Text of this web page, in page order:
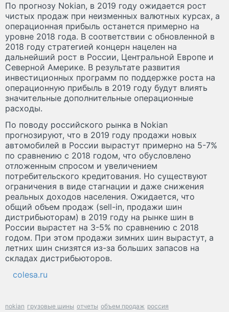
По прогнозу Nokian, в 2019 году ожидается рост
чистых продаж при неизменных валютных курсах, а
операционная прибыль останется примерно на
уровне 2018 года. В соответствии с обновленной в
2018 году стратегией концерн нацелен на
дальнейший рост в России, Центральной Европе и
Северной Америке. В результате развития
инвестиционных программ по поддержке роста на
операционную прибыль в 2019 году будут влиять
значительные дополнительные операционные
расходы.
По поводу российского рынка в Nokian
прогнозируют, что в 2019 году продажи новых
автомобилей в России вырастут примерно на 5-7%
по сравнению с 2018 годом, что обусловлено
отложенным спросом и увеличением
потребительского кредитования. Но существуют
ограничения в виде стагнации и даже снижения
реальных доходов населения. Ожидается, что
общий объем продаж (sell-in, продажи шин
дистрибьюторам) в 2019 году на рынке шин в
России вырастет на 3-5% по сравнению с 2018
годом. При этом продажи зимних шин вырастут, а
летних шин снизятся из-за больших запасов на
складах дистрибьюторов.
colesa.ru
nokian грузовые шины отчеты объем продаж россия